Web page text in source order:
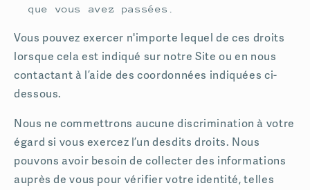
que vous avez passées.
Vous pouvez exercer n'importe lequel de ces droits
lorsque cela est indiqué sur notre Site ou en nous
contactant à l’aide des coordonnées indiquées ci-
dessous.
Nous ne commettrons aucune discrimination à votre
égard si vous exercez l’un desdits droits. Nous
pouvons avoir besoin de collecter des informations
auprès de vous pour vérifier votre identité, telles